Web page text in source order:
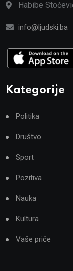
Habibe
info@ljudski.ba
Kategorije
Politika
Društvo
Sport
Pozitiva
Nauka
Kultura
Vaše priče